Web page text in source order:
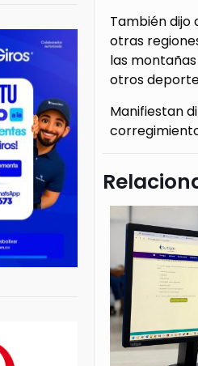
También dijo
otras
las
otros
Manifiestan